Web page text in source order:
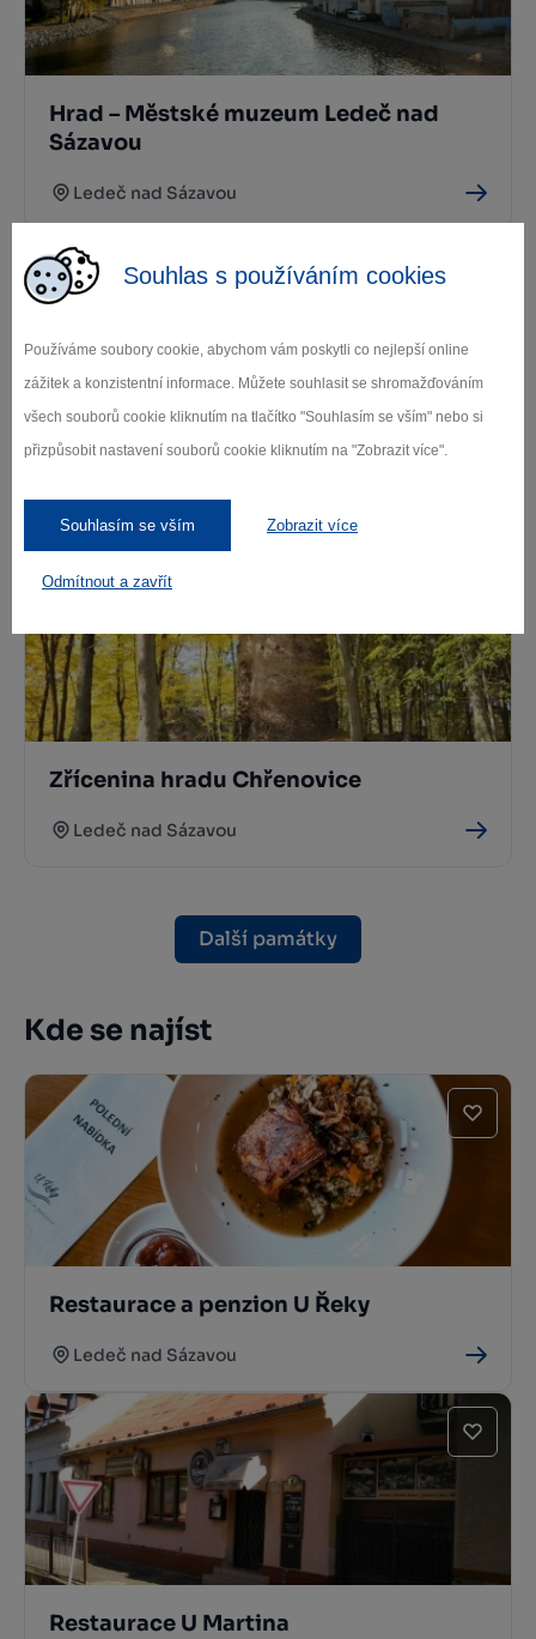
Souhlas s používáním cookies
Používáme soubory cookie, abychom vám poskytli co nejlepší online
zážitek a konzistentní informace. Můžete souhlasit se shromažďováním
všech souborů cookie kliknutím na tlačítko "Souhlasím se vším" nebo si
přizpůsobit nastavení souborů cookie kliknutím na "Zobrazit více".
Souhlasím se vším Zobrazit více
Odmítnout a zavřít
Hrad – Městské muzeum Ledeč nad
Sázavou
Ledeč nad Sázavou
Židovský hřbitov Ledeč nad Sázavou
Zřícenina hradu Chřenovice
Ledeč nad Sázavou
Další památky
Kde se najíst
Restaurace a penzion U Řeky
Ledeč nad Sázavou
Restaurace U Martina